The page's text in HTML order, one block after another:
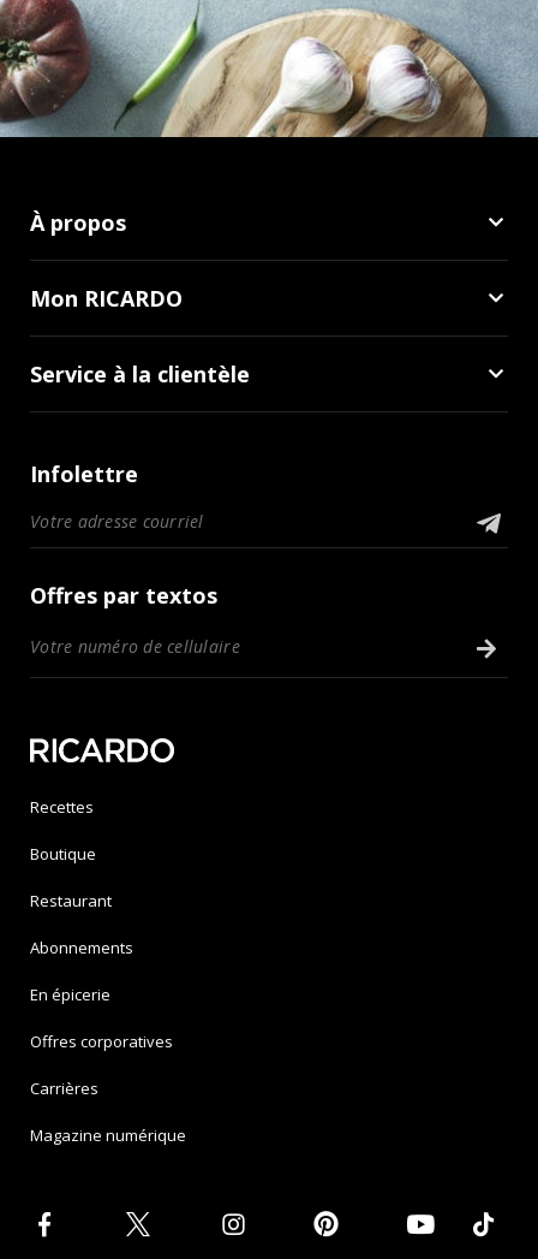
À propos
Mon RICARDO
Service à la clientèle
Infolettre
Offres par textos
Recettes
Boutique
Restaurant
Abonnements
En épicerie
Offres corporatives
Carrières
Magazine numérique